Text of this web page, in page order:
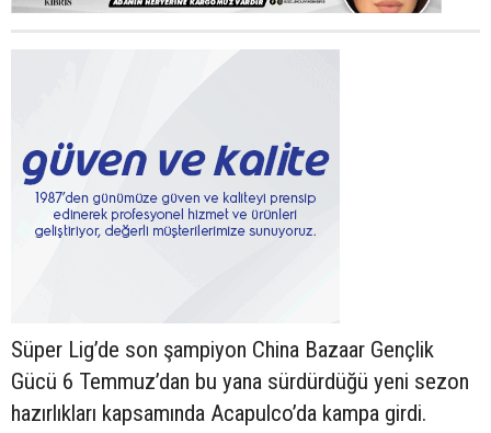
Süper Lig’de son şampiyon China Bazaar Gençlik
Gücü 6 Temmuz’dan bu yana sürdürdüğü yeni sezon
hazırlıkları kapsamında Acapulco’da kampa girdi.